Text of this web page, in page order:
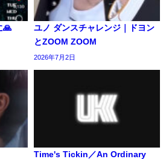
🙏
ユノ ダンスチャレンジ｜ドヨン
とZOOM ZOOM
2026年7月2日
Time's Tickin／An Ordinary